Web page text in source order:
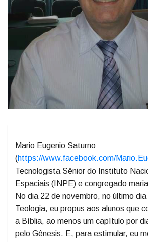
Mario Eugenio Saturno
(https://www.facebook.com/
Tecnologista Sênior do Instituto
Espaciais (INPE) e congregado
No dia 22 de novembro, no último